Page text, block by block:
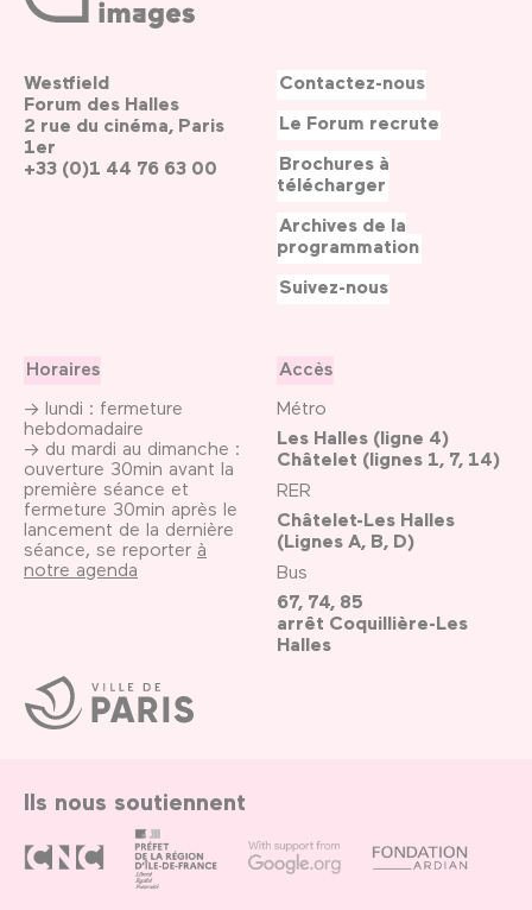
Ville
de
Paris
Westfield
Forum des Halles
2 rue du cinéma, Paris
1er
+33 (0)1 44 76 63 00
Horaires
→ lundi : fermeture
hebdomadaire
→ du mardi au dimanche :
ouverture 30min avant la
première séance et
fermeture 30min après le
lancement de la dernière
séance, se reporter à
notre agenda
Accès
Métro
Les Halles (ligne 4)
Châtelet (lignes 1, 7, 14)
RER
Châtelet-Les Halles
(Lignes A, B, D)
Bus
67, 74, 85
arrêt Coquillière-Les
Halles
Contactez-nous
Le Forum recrute
Brochures à
télécharger
Archives de la
programmation
Suivez-nous
Ils nous soutiennent